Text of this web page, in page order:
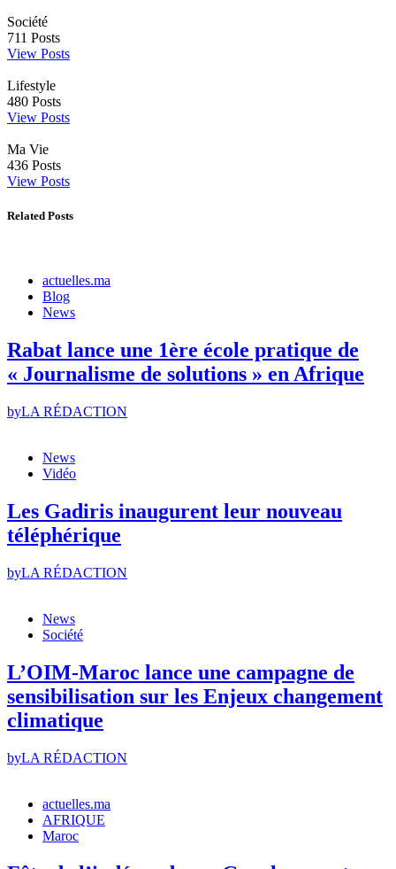
Société
711 Posts
View Posts
Lifestyle
480 Posts
View Posts
Ma Vie
436 Posts
View Posts
Related Posts
actuelles.ma
Blog
News
Rabat lance une 1ère école pratique de
« Journalisme de solutions » en Afrique
byLA RÉDACTION
News
Vidéo
Les Gadiris inaugurent leur nouveau
téléphérique
byLA RÉDACTION
News
Société
L’OIM-Maroc lance une campagne de
sensibilisation sur les Enjeux changement
climatique
byLA RÉDACTION
actuelles.ma
AFRIQUE
Maroc